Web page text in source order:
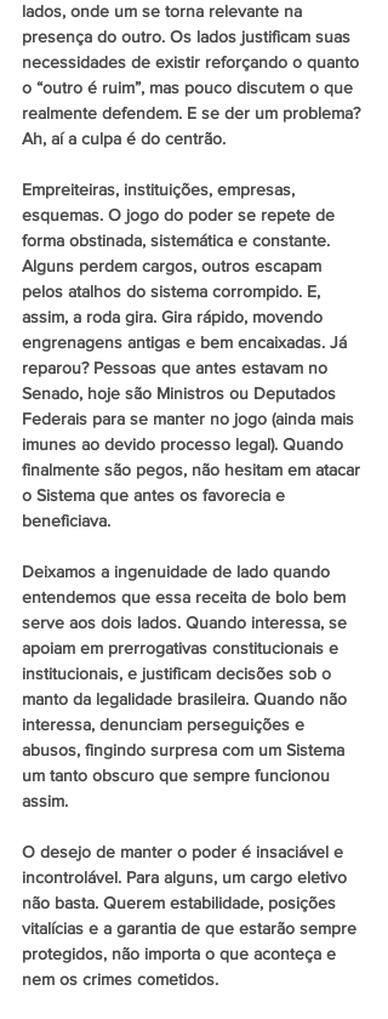
lados, onde um se torna relevante na
presença do outro. Os lados justificam suas
necessidades de existir reforçando o quanto
o “outro é ruim”, mas pouco discutem o que
realmente defendem. E se der um problema?
Ah, aí a culpa é do centrão.
Empreiteiras, instituições, empresas,
esquemas. O jogo do poder se repete de
forma obstinada, sistemática e constante.
Alguns perdem cargos, outros escapam
pelos atalhos do sistema corrompido. E,
assim, a roda gira. Gira rápido, movendo
engrenagens antigas e bem encaixadas. Já
reparou? Pessoas que antes estavam no
Senado, hoje são Ministros ou Deputados
Federais para se manter no jogo (ainda mais
imunes ao devido processo legal). Quando
finalmente são pegos, não hesitam em atacar
o Sistema que antes os favorecia e
beneficiava.
Deixamos a ingenuidade de lado quando
entendemos que essa receita de bolo bem
serve aos dois lados. Quando interessa, se
apoiam em prerrogativas constitucionais e
institucionais, e justificam decisões sob o
manto da legalidade brasileira. Quando não
interessa, denunciam perseguições e
abusos, fingindo surpresa com um Sistema
um tanto obscuro que sempre funcionou
assim.
O desejo de manter o poder é insaciável e
incontrolável. Para alguns, um cargo eletivo
não basta. Querem estabilidade, posições
vitalícias e a garantia de que estarão sempre
protegidos, não importa o que aconteça e
nem os crimes cometidos.